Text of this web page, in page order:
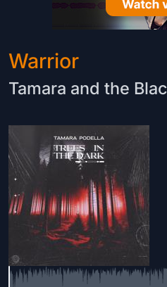
Warrior
Tamara and the